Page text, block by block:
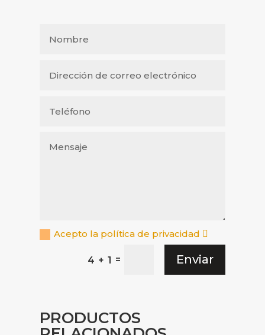
Acepto la política de privacidad
4 + 1 = Enviar
PRODUCTOS